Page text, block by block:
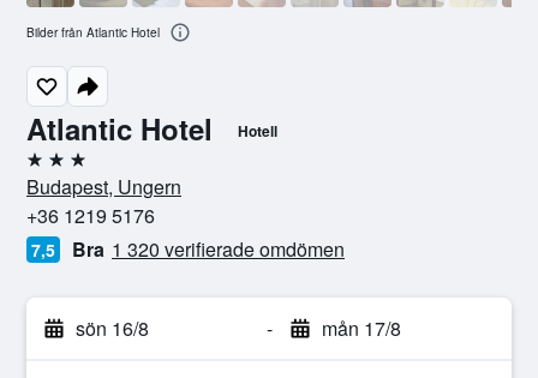
Atlantic Hotel Hotell
3 stjärnor
Budapest, Ungern
+36 1219 5176
7,5 Bra 1 320 verifierade omdömen
sön 16/8 - mån 17/8
Bilder från Atlantic Hotel